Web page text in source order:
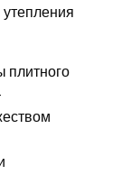
плитного